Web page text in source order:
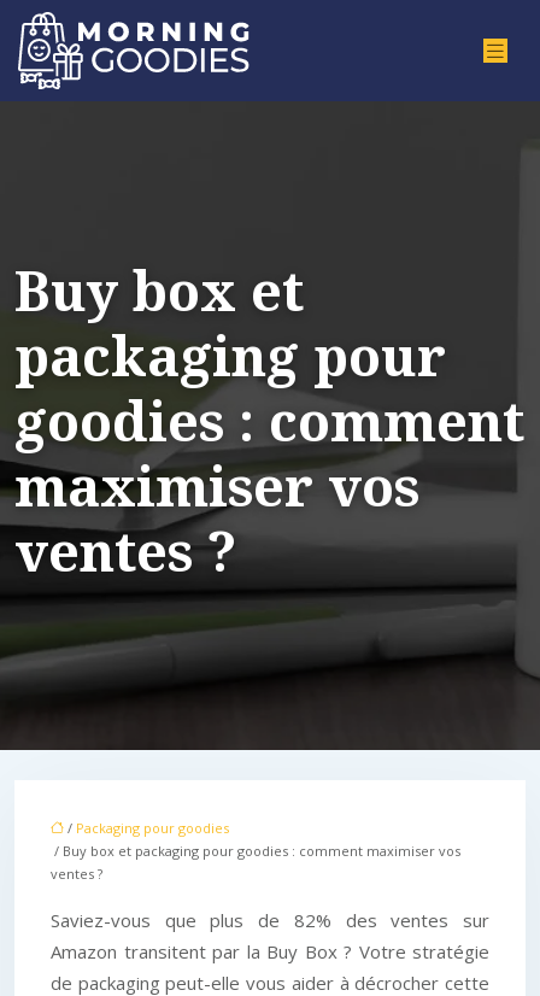
Buy box et
packaging pour
goodies : comment
maximiser vos
ventes ?
/ Packaging pour goodies
/ Buy box et packaging pour goodies : comment maximiser vos
ventes ?
Saviez-vous que plus de 82% des ventes sur
Amazon transitent par la Buy Box ? Votre stratégie
de packaging peut-elle vous aider à décrocher cette